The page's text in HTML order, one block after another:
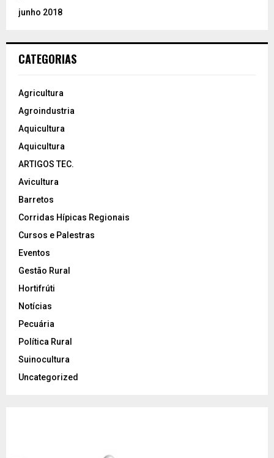
junho 2018
CATEGORIAS
Agricultura
Agroindustria
Aquicultura
Aquicultura
ARTIGOS TEC.
Avicultura
Barretos
Corridas Hípicas Regionais
Cursos e Palestras
Eventos
Gestão Rural
Hortifrúti
Notícias
Pecuária
Política Rural
Suinocultura
Uncategorized